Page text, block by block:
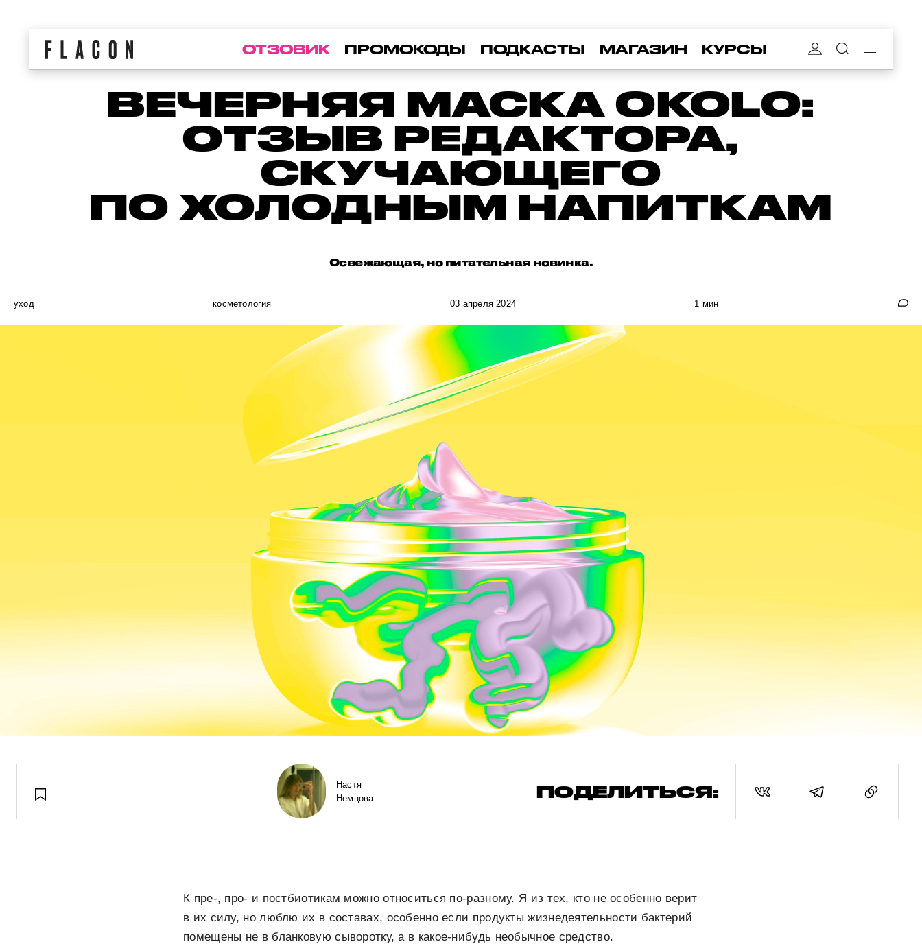
ОТЗОВИК ПРОМОКОДЫ ПОДКАСТЫ МАГАЗИН КУРСЫ
ВЕЧЕРНЯЯ МАСКА OKOLO:
ОТЗЫВ РЕДАКТОРА,
СКУЧАЮЩЕГО
ПО ХОЛОДНЫМ НАПИТКАМ
Освежающая, но питательная новинка.
уход косметология 03 апреля 2024 1 мин
Настя
Немцова
ПОДЕЛИТЬСЯ:
К пре-, про- и постбиотикам можно относиться по-разному. Я из тех, кто не особенно верит
в их силу, но люблю их в составах, особенно если продукты жизнедеятельности бактерий
помещены не в бланковую сыворотку, а в какое-нибудь необычное средство.